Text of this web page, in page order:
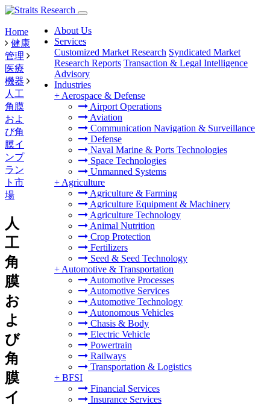
About Us
Services
Customized Market Research Syndicated Market
Research Reports Transaction & Legal Intelligence
Advisory
Industries
+ Aerospace & Defense
Airport Operations
Aviation
Communication Navigation & Surveillance
Defense
Naval Marine & Ports Technologies
Space Technologies
Unmanned Systems
+ Agriculture
Agriculture & Farming
Agriculture Equipment & Machinery
Agriculture Technology
Animal Nutrition
Crop Protection
Fertilizers
Seed & Seed Technology
+ Automotive & Transportation
Automotive Processes
Automotive Services
Automotive Technology
Autonomous Vehicles
Chasis & Body
Electric Vehicle
Powertrain
Railways
Transportation & Logistics
+ BFSI
Financial Services
Insurance Services
Home
健康
管理
医療
機器
人工
角膜
およ
び角
膜イ
ンプ
ラン
ト市
場
人
工
角
膜
お
よ
び
角
膜
イ